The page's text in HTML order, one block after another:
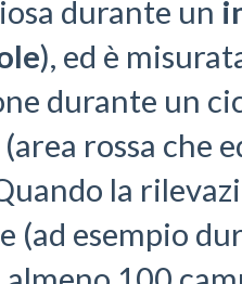
durante un
), ed è
durante un
rossa che
la
(ad esempio